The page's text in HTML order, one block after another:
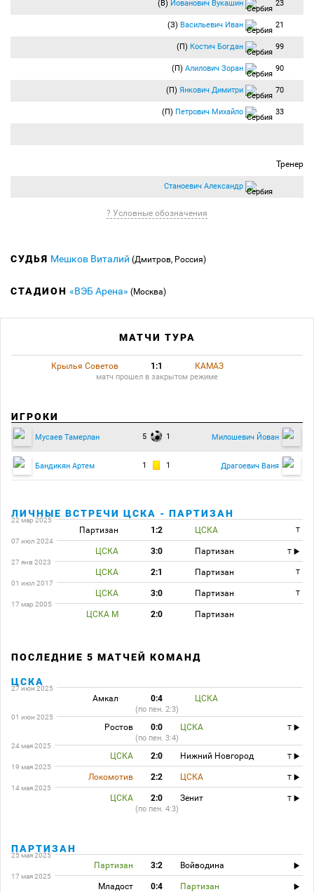
(В) Йованович Вукашин 23
(З) Васильевич Иван 21
(П) Костич Богдан 99
(П) Алилович Зоран 90
(П) Янкович Димитри 70
(П) Петрович Михайло 33
Тренер
Станоевич Александр
? Условные обозначения
СУДЬЯ Мешков Виталий (Дмитров, Россия)
СТАДИОН «ВЭБ Арена» (Москва)
МАТЧИ ТУРА
Крылья Советов 1:1 КАМАЗ
матч прошел в закрытом режиме
ИГРОКИ
Мусаев Тамерлан 5 1 Милошевич Йован
Бандикян Артем 1 1 Драгоевич Ваня
ЛИЧНЫЕ ВСТРЕЧИ ЦСКА - ПАРТИЗАН
22 мар 2025
Партизан 1:2 ЦСКА
T
07 июл 2024
ЦСКА 3:0 Партизан
T
27 янв 2023
ЦСКА 2:1 Партизан
T
01 июл 2017
ЦСКА 3:0 Партизан
T
17 мар 2005
ЦСКА М 2:0 Партизан
ПОСЛЕДНИЕ 5 МАТЧЕЙ КОМАНД
ЦСКА
27 июн 2025
Амкал 0:4 ЦСКА
(по пен. 2:3)
01 июн 2025
Ростов 0:0 ЦСКА T
(по пен. 3:4)
24 мая 2025
ЦСКА 2:0 Нижний Новгород
T
19 мая 2025
Локомотив 2:2 ЦСКА
T
14 мая 2025
ЦСКА 2:0 Зенит T
(по пен. 4:3)
ПАРТИЗАН
25 мая 2025
Партизан 3:2 Войводина
17 мая 2025
Младост 0:4 Партизан